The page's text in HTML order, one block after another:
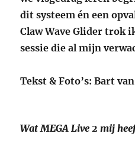
dit systeem én een
Claw Wave Glider trok
sessie die al mijn
Tekst & Foto’s: Bart
Wat MEGA Live 2 mij